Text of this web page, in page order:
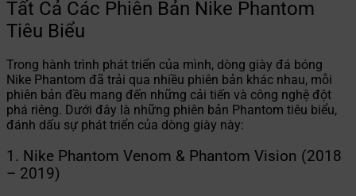
Tất Cả Các Phiên Bản Nike Phantom
Tiêu Biểu
Trong hành trình phát triển của mình, dòng giày đá bóng
Nike Phantom đã trải qua nhiều phiên bản khác nhau, mỗi
phiên bản đều mang đến những cải tiến và công nghệ đột
phá riêng. Dưới đây là những phiên bản Phantom tiêu biểu,
đánh dấu sự phát triển của dòng giày này:
1. Nike Phantom Venom & Phantom Vision (2018
– 2019)